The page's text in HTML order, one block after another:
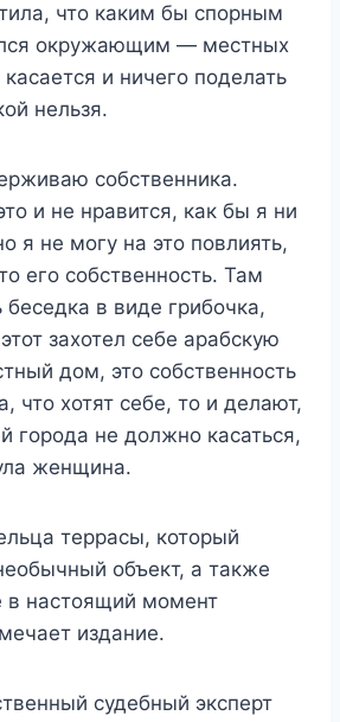
что каким бы спорным
окружающим — местных
и ничего поделать
нельзя.
собственника.
и не нравится, как бы я ни
я не могу на это повлиять,
его собственность. Там
беседка в виде грибочка,
захотел себе арабскую
дом, это собственность
что хотят себе, то и делают,
города не должно касаться,
женщина.
террасы, который
объект, а также
в настоящий момент
издание.
судебный эксперт